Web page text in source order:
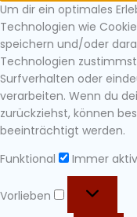
Um dir ein optimales
Technologien wie
speichern und/oder
Technologien
Surfverhalten oder
verarbeiten. Wenn du
zurückziehst, können
beeinträchtigt werden.
Funktional
Immer aktiv
Vorlieben